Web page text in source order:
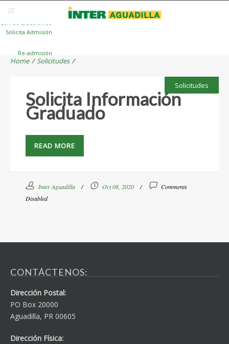
Correo Electrónico
Solicita Admisión
Re-admisión
Home /Solicitudes /
Solicitudes
Solicita Información
Graduado
READ MORE
Inter Aguadilla Oct 08, 2020
Comments
Disabled
CONTÁCTENOS:
Dirección Postal:
PO Box 20000
Aguadilla, PR 00605
Dirección Física: